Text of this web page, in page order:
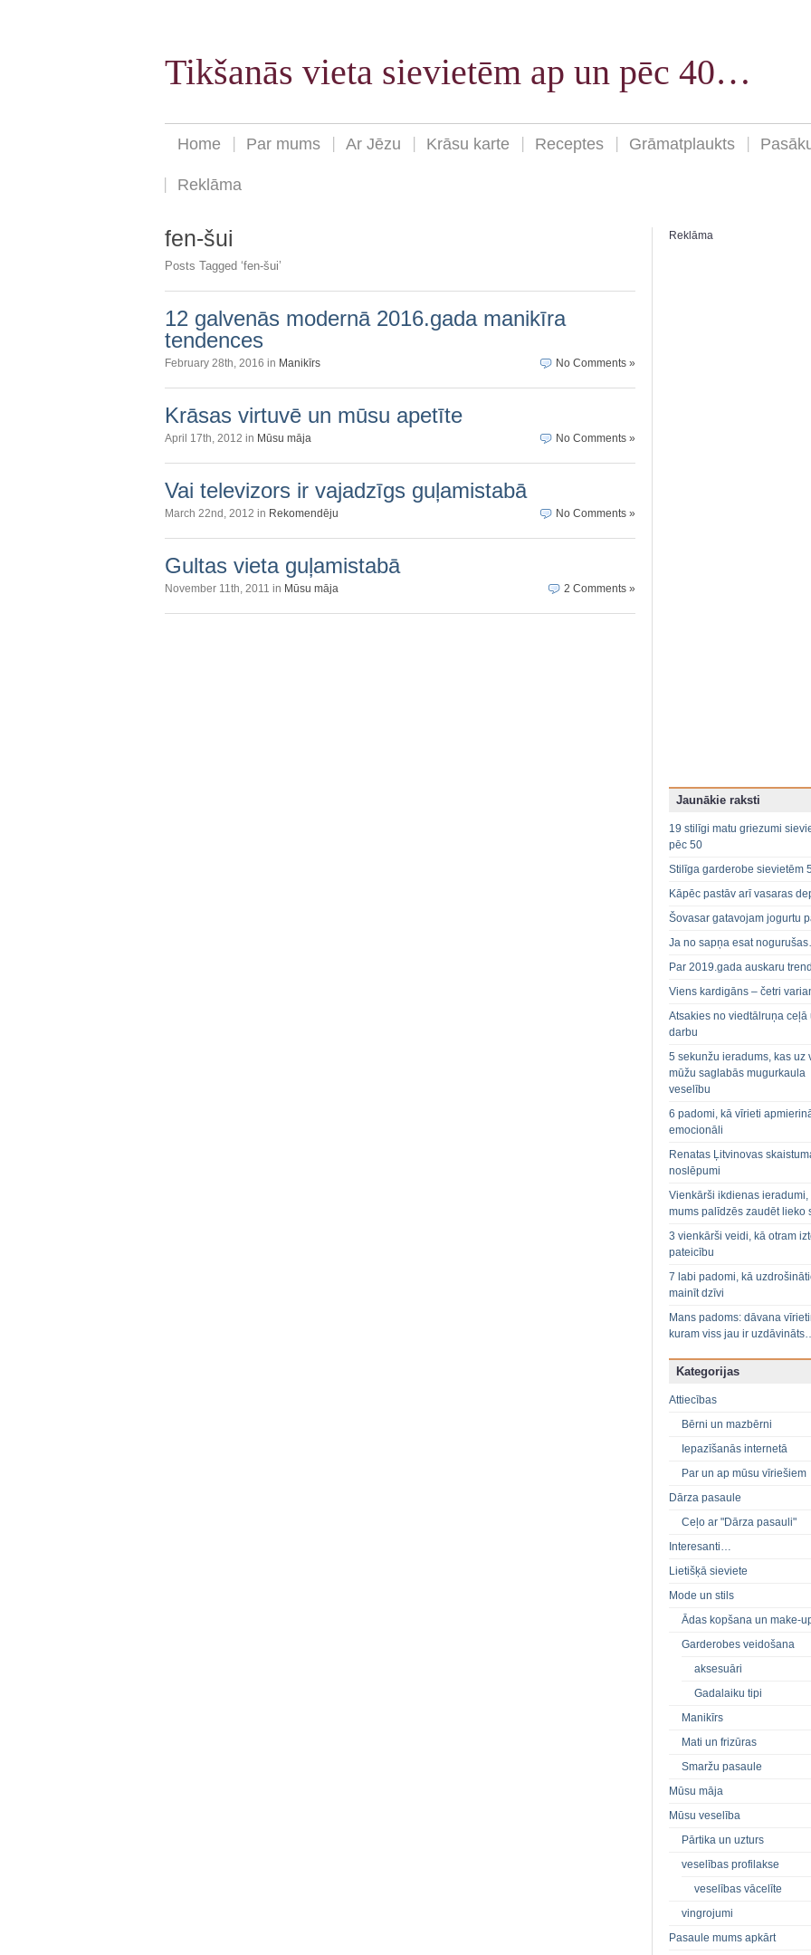
Tikšanās vieta sievietēm ap un pēc 40…
Home Par mums Ar Jēzu Krāsu karte Receptes Grāmatplaukts
Reklāma
fen-šui
Posts Tagged ‘fen-šui’
12 galvenās modernā 2016.gada manikīra
tendences
February 28th, 2016 in Manikīrs No Comments »
Krāsas virtuvē un mūsu apetīte
April 17th, 2012 in Mūsu māja No Comments »
Vai televizors ir vajadzīgs guļamistabā
March 22nd, 2012 in Rekomendēju No Comments »
Gultas vieta guļamistabā
November 11th, 2011 in Mūsu māja 2 Comments »
Reklāma
Jaunākie raksti
19 stilīgi matu griezumi
pēc 50
Stilīga garderobe sievietēm
Kāpēc pastāv arī vasaras
Šovasar gatavojam jogurtu
Ja no sapņa esat
Par 2019.gada auskaru
Viens kardigāns – četri
Atsakies no viedtālruņa ceļā
darbu
5 sekunžu ieradums, kas uz
mūžu saglabās mugurkaula
veselību
6 padomi, kā vīrieti
emocionāli
Renatas Ļitvinovas
noslēpumi
Vienkārši ikdienas ieradumi,
mums palīdzēs zaudēt lieko
3 vienkārši veidi, kā otram
pateicību
7 labi padomi, kā
mainīt dzīvi
Mans padoms: dāvana
kuram viss jau ir
Kategorijas
Attiecības
Bērni un mazbērni
Iepazīšanās internetā
Par un ap mūsu vīriešiem
Dārza pasaule
Ceļo ar "Dārza pasauli"
Interesanti…
Lietišķā sieviete
Mode un stils
Ādas kopšana un make-
Garderobes veidošana
aksesuāri
Gadalaiku tipi
Manikīrs
Mati un frizūras
Smaržu pasaule
Mūsu māja
Mūsu veselība
Pārtika un uzturs
veselības profilakse
veselības vācelīte
vingrojumi
Pasaule mums apkārt